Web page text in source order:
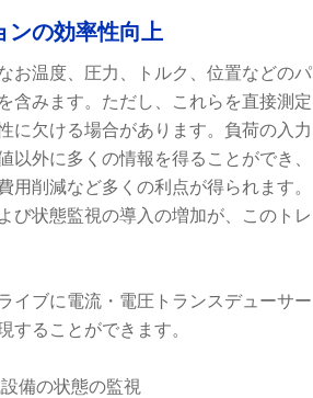
ンの効率性向上
お温度、圧力、トルク、位置などのパ
含みます。ただし、これらを直接測定
に欠ける場合があります。負荷の入力
以外に多くの情報を得ることができ、
用削減など多くの利点が得られます。
び状態監視の導入の増加が、このトレ
イブに電流・電圧トランスデューサー
することができます。
備の状態の監視